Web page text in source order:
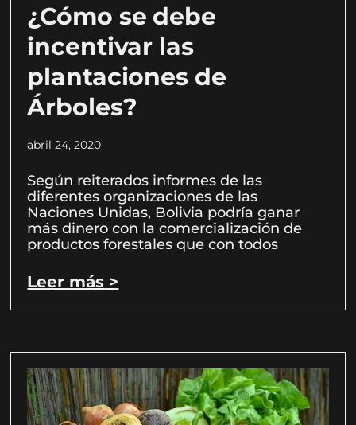
¿Cómo se debe
incentivar las
plantaciones de
Árboles?
abril 24, 2020
Según reiterados informes de las
diferentes organizaciones de las
Naciones Unidas, Bolivia podría ganar
más dinero con la comercialización de
productos forestales que con todos
Leer más >